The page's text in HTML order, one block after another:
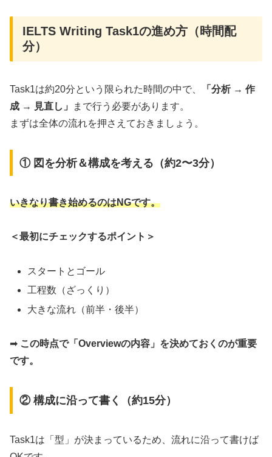
IELTS Writing Task1の進め方（時間配
分）
Task1は約20分という限られた時間の中で、
「分析 → 作
成 → 見直し」
まで行う必要があります。
まずは全体の流れを押さえておきましょう。
① 図を分析＆構成を考える（約2〜3分）
いきなり書き始めるのはNGです。
＜最初にチェックするポイント＞
スタートとゴール
工程数（ざっくり）
大きな流れ（前半・後半）
➡ この時点で「Overviewの内容」を決めておくのが重要
です。
② 構成に沿って書く（約15分）
Task1は「型」が決まっているため、流れに沿って書けば